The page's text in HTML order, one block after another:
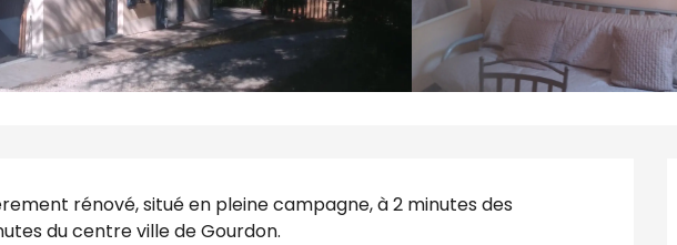
rénové, situé en pleine campagne, à 2 minutes des
du centre ville de Gourdon.